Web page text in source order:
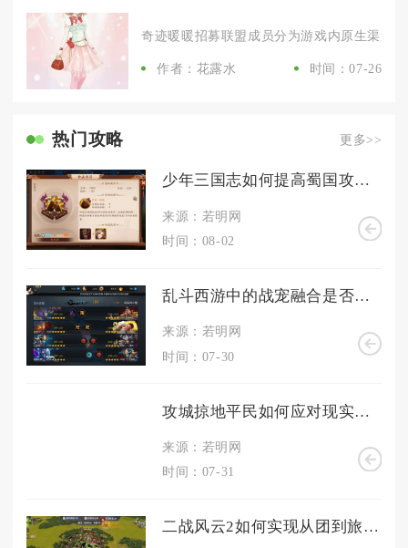
奇迹暖暖招募联盟成员分为游戏内原生渠道
作者：花露水 时间：07-26
热门攻略 更多>>
少年三国志如何提高蜀国攻击阵容的生存能力
来源：若明网
时间：08-02
乱斗西游中的战宠融合是否会有限制
来源：若明网
时间：07-30
攻城掠地平民如何应对现实中的困境
来源：若明网
时间：07-31
二战风云2如何实现从团到旅的战略调整